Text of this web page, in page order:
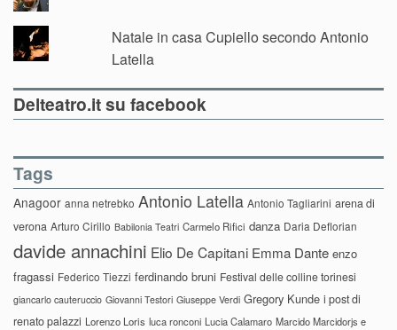
Natale in casa Cupiello secondo Antonio
Latella
Delteatro.it su facebook
Tags
Anagoor anna netrebko Antonio Latella Antonio Tagliarini arena di
verona Arturo Cirillo Babilonia Teatri Carmelo Rifici danza Daria Deflorian
davide annachini Elio De Capitani Emma Dante enzo
fragassi Federico Tiezzi ferdinando bruni Festival delle colline torinesi
giancarlo cauteruccio Giovanni Testori Giuseppe Verdi Gregory Kunde i post di
renato palazzi Lorenzo Loris luca ronconi Lucia Calamaro Marcido Marcidorjs e